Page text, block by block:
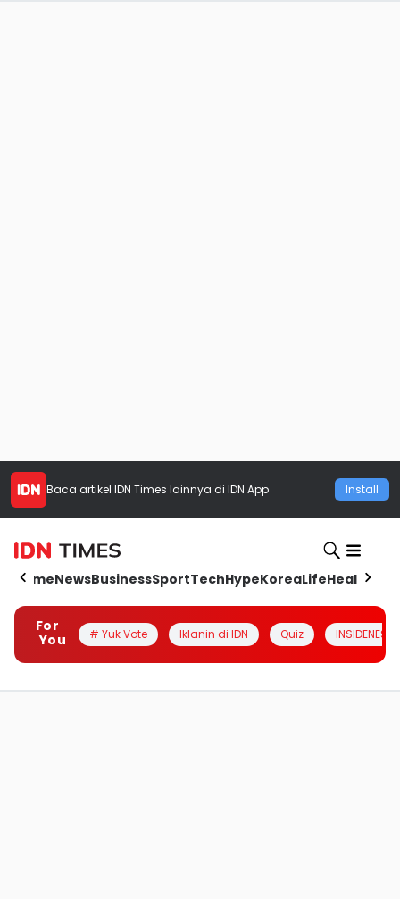
Baca artikel IDN Times lainnya di IDN App Install
HomeNewsBusinessSportTechHypeKoreaLifeHealth
For
You
# Yuk Vote Iklanin di IDN Quiz INSIDENESIA